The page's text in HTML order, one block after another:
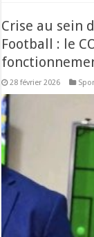
Crise au sein
Football : le
28 février 2026